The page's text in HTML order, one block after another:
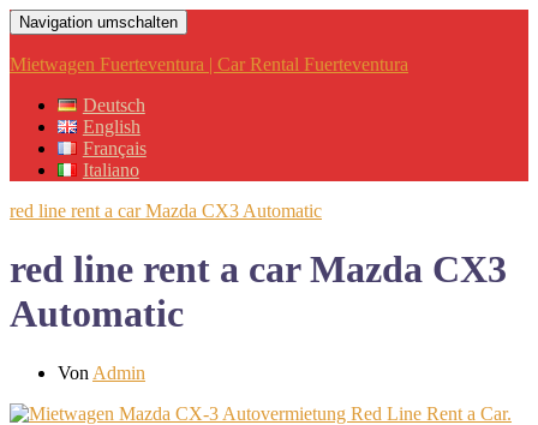
Navigation umschalten
Mietwagen Fuerteventura | Car Rental Fuerteventura
Deutsch
English
Français
Italiano
red line rent a car Mazda CX3 Automatic
red line rent a car Mazda CX3
Automatic
Von Admin